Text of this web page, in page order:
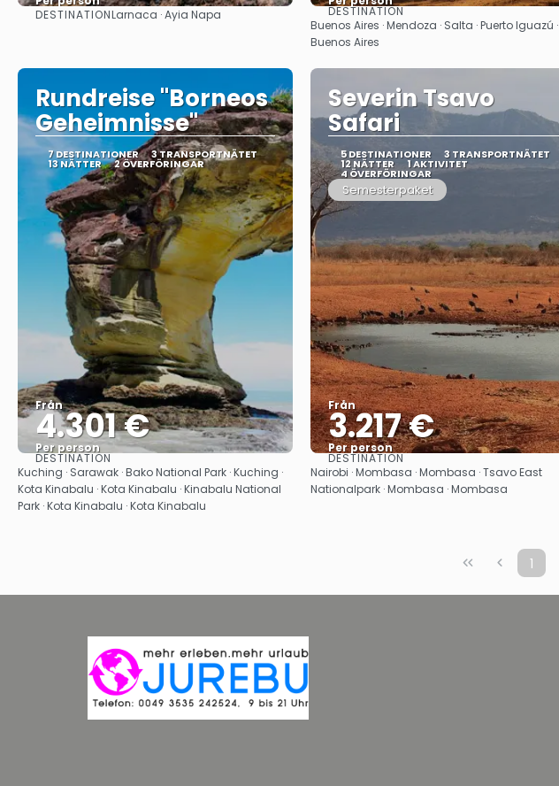
Se
DESTINATIONLarnaca · Ayia Napa
Se
DESTINATION
Buenos Aires · Mendoza · Salta · Puerto Iguazú ·
Buenos Aires
Rundreise "Borneos
Geheimnisse"
7 DESTINATIONER 3 TRANSPORTNÄTET
13 NÄTTER 2 ÖVERFÖRINGAR
Från
4.301 €
Per person
Se
DESTINATION
Kuching · Sarawak · Bako National Park · Kuching ·
Kota Kinabalu · Kota Kinabalu · Kinabalu National
Park · Kota Kinabalu · Kota Kinabalu
Severin Tsavo
Safari
5 DESTINATIONER 3 TRANSPORTNÄTET
12 NÄTTER 1 AKTIVITET
4 ÖVERFÖRINGAR
Semesterpaket
Från
3.217 €
Per person
Se
DESTINATION
Nairobi · Mombasa · Mombasa · Tsavo East
Nationalpark · Mombasa · Mombasa
1